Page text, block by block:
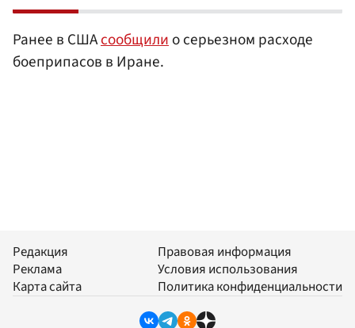
Ранее в СШАсообщилио серьезном расходе
боеприпасов в Иране.
Редакция
Реклама
Карта сайта
Правовая информация
Условия использования
Политика конфиденциальности